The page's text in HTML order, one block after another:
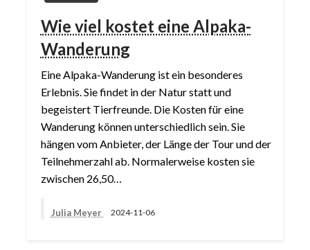
Wie viel kostet eine Alpaka-
Wanderung
Eine Alpaka-Wanderung ist ein besonderes
Erlebnis. Sie findet in der Natur statt und
begeistert Tierfreunde. Die Kosten für eine
Wanderung können unterschiedlich sein. Sie
hängen vom Anbieter, der Länge der Tour und der
Teilnehmerzahl ab. Normalerweise kosten sie
zwischen 26,50…
Julia Meyer 2024-11-06